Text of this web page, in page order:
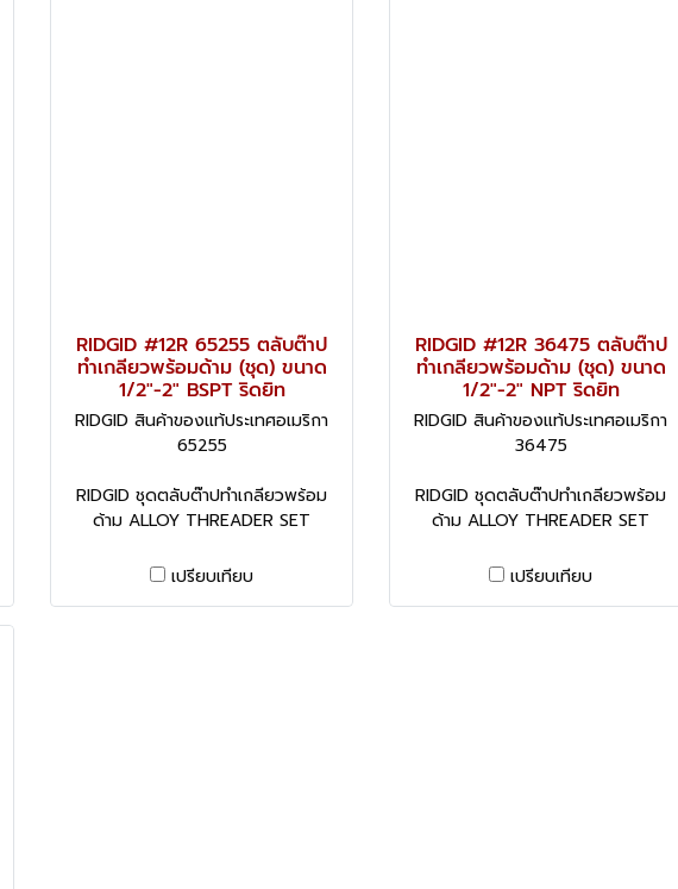
RIDGID #12R 65255 ตลับต๊าป
ทำเกลียวพร้อมด้าม (ชุด) ขนาด
1/2"-2" BSPT ริดยิท
RIDGID สินค้าของแท้ประเทศอเมริกา
65255
RIDGID ชุดตลับต๊าปทำเกลียวพร้อม
ด้าม ALLOY THREADER SET
เปรียบเทียบ
RIDGID #12R 36475 ตลับต๊าป
ทำเกลียวพร้อมด้าม (ชุด) ขนาด
1/2"-2" NPT ริดยิท
RIDGID สินค้าของแท้ประเทศอเมริกา
36475
RIDGID ชุดตลับต๊าปทำเกลียวพร้อม
ด้าม ALLOY THREADER SET
เปรียบเทียบ